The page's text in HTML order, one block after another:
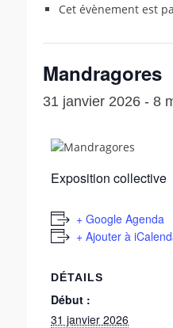
Cet évènement est
Mandragores
31 janvier 2026 - 8
Exposition collective
+ Google Agenda
+ Ajouter à
DÉTAILS
Début :
31 janvier 2026